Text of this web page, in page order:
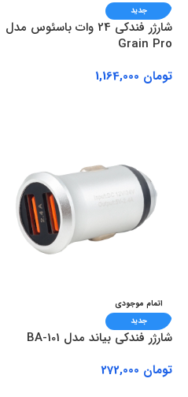
جدید
شارژر فندکی 24 وات باسئوس مدل
Grain Pro
تومان
اتمام موجودی
جدید
شارژر فندکی بیاند مدل BA-101
تومان